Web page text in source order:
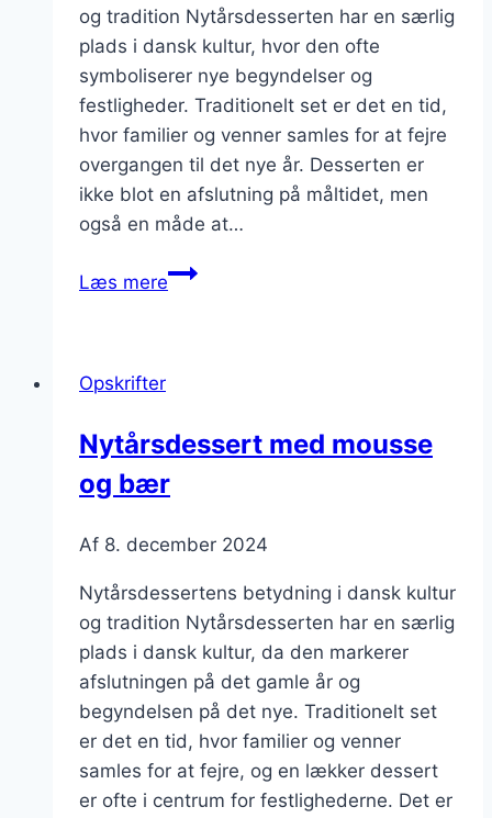
og tradition Nytårsdesserten har en særlig
plads i dansk kultur, hvor den ofte
symboliserer nye begyndelser og
festligheder. Traditionelt set er det en tid,
hvor familier og venner samles for at fejre
overgangen til det nye år. Desserten er
ikke blot en afslutning på måltidet, men
også en måde at…
Læs mereNytårsdessert
Opskrifter
Nytårsdessert med mousse
og bær
Af 8. december 2024
Nytårsdessertens betydning i dansk kultur
og tradition Nytårsdesserten har en særlig
plads i dansk kultur, da den markerer
afslutningen på det gamle år og
begyndelsen på det nye. Traditionelt set
er det en tid, hvor familier og venner
samles for at fejre, og en lækker dessert
er ofte i centrum for festlighederne. Det er